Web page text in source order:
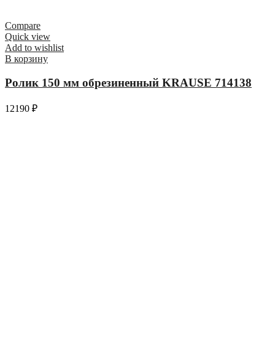
Compare
Quick view
Add to wishlist
В корзину
Ролик 150 мм обрезиненный KRAUSE 714138
12190 ₽